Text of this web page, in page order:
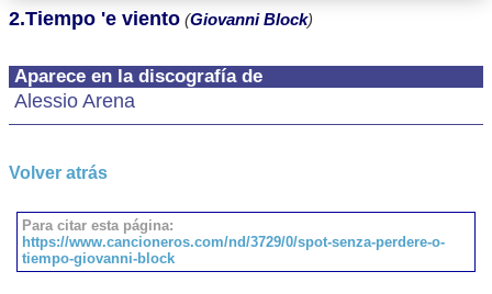
Aparece en la discografía de
Alessio Arena
2.Tiempo 'e viento (Giovanni Block)
Volver atrás
Para citar esta página:
https://www.cancioneros.com/nd/3729/0/spot-senza-perdere-o-
tiempo-giovanni-block